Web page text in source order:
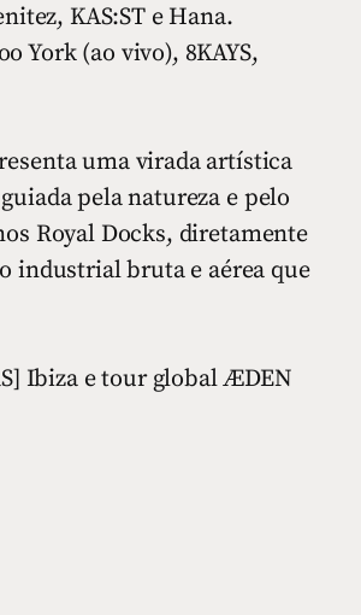
KAS:ST e Hana.
York (ao vivo), 8KAYS,
uma virada artística
pela natureza e pelo
Royal Docks, diretamente
industrial bruta e aérea que
Ibiza e tour global ÆDEN